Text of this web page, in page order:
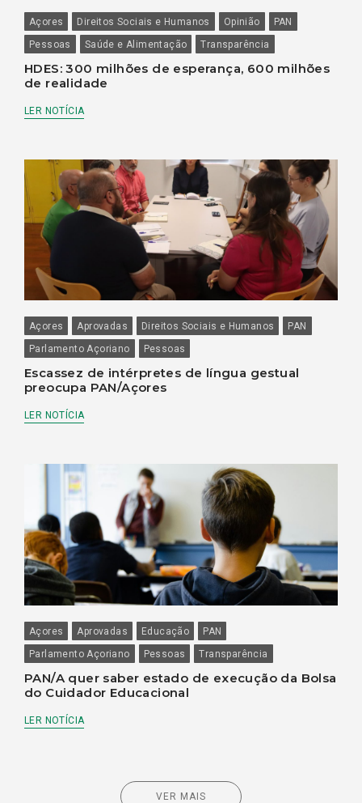
Açores Direitos Sociais e Humanos Opinião
PAN
Pessoas
Saúde e Alimentação Transparência
HDES: 300 milhões de esperança, 600 milhões
de realidade
LER NOTÍCIA
Açores Aprovadas Direitos Sociais e Humanos
PAN
Parlamento Açoriano
Pessoas
Escassez de intérpretes de língua gestual
preocupa PAN/Açores
LER NOTÍCIA
Açores Aprovadas Educação
PAN
Parlamento Açoriano
Pessoas Transparência
PAN/A quer saber estado de execução da Bolsa
do Cuidador Educacional
LER NOTÍCIA
VER MAIS